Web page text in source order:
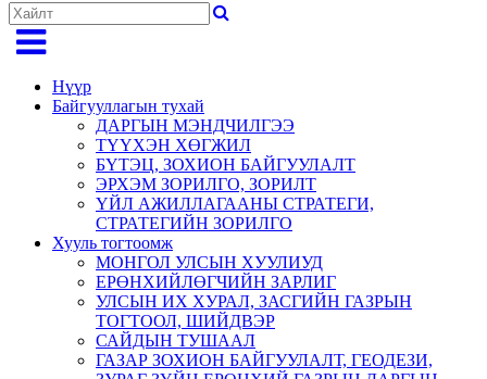
Нүүр
Байгууллагын тухай
ДАРГЫН МЭНДЧИЛГЭЭ
ТҮҮХЭН ХӨГЖИЛ
БҮТЭЦ, ЗОХИОН БАЙГУУЛАЛТ
ЭРХЭМ ЗОРИЛГО, ЗОРИЛТ
ҮЙЛ АЖИЛЛАГААНЫ СТРАТЕГИ,
СТРАТЕГИЙН ЗОРИЛГО
Хууль тогтоомж
МОНГОЛ УЛСЫН ХУУЛИУД
ЕРӨНХИЙЛӨГЧИЙН ЗАРЛИГ
УЛСЫН ИХ ХУРАЛ, ЗАСГИЙН ГАЗРЫН
ТОГТООЛ, ШИЙДВЭР
САЙДЫН ТУШААЛ
ГАЗАР ЗОХИОН БАЙГУУЛАЛТ, ГЕОДЕЗИ,